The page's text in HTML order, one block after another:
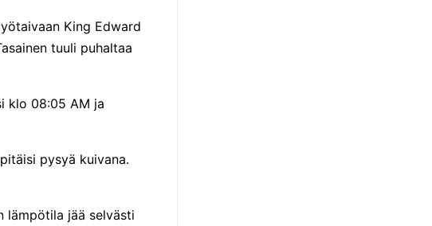
King Edward
tuuli puhaltaa
klo 08:05 AM ja
pysyä kuivana.
lämpötila jää selvästi